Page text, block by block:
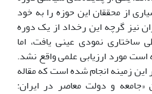
از محققان این حوزه را به خود
نیز گرچه این رخداد از یک دوره
نمودى عینى یافت، اما
مورد ارزیابى علمى واقع نشد.
این زمینه انجام شده است که مقاله
«جامعه و دولت معاصر در ایران: